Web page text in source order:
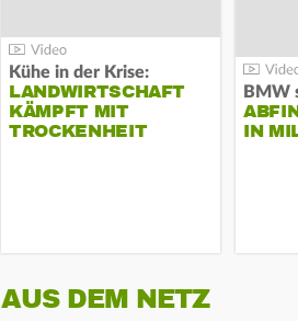
Kühe in der Krise:
LANDWIRTSCHAFT
KÄMPFT MIT
TROCKENHEIT
IN
AUS DEM NETZ